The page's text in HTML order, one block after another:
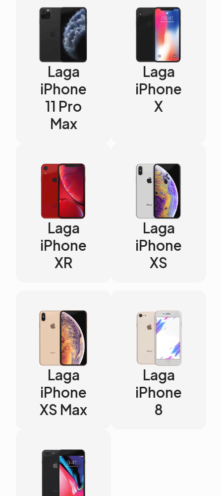
Laga
iPhone
11 Pro
Max
Laga
iPhone
X
Laga
iPhone
XR
Laga
iPhone
XS
Laga
iPhone
XS Max
Laga
iPhone
8